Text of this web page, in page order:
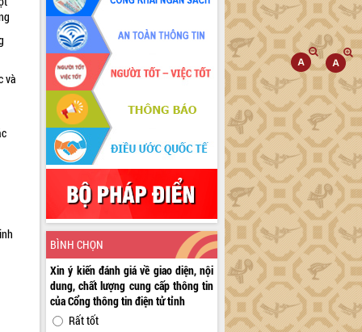
và
BÌNH CHỌN
Xin ý kiến đánh giá về giao diện, nội
dung, chất lượng cung cấp thông tin
của Cổng thông tin điện tử tỉnh
Rất tốt